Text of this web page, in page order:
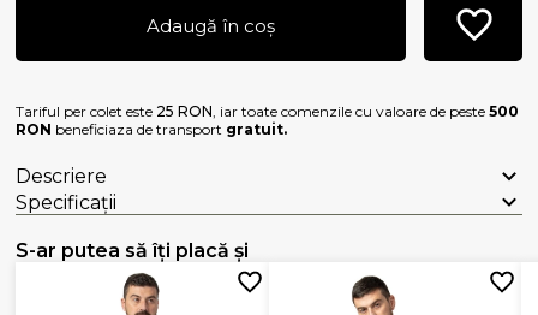
Adaugă în coș
Tariful per colet este 25 RON, iar toate comenzile cu valoare de peste500
RON beneficiaza de transport gratuit.
Descriere
Specificații
S-ar putea să îți placă și